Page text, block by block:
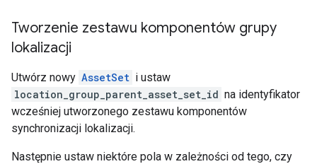
Tworzenie zestawu komponentów grupy
lokalizacji
Utwórz nowy AssetSet i ustaw
location_group_parent_asset_set_id na identyfikator
wcześniej utworzonego zestawu komponentów
synchronizacji lokalizacji.
Następnie ustaw niektóre pola w zależności od tego, czy